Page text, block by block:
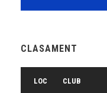
CLASAMENT
LOC CLUB